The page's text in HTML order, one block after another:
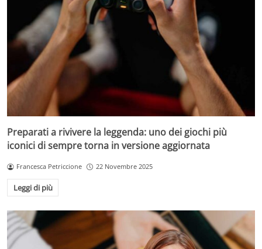
Preparati a rivivere la leggenda: uno dei giochi più
iconici di sempre torna in versione aggiornata
Francesca Petriccione 22 Novembre 2025
Leggi di più